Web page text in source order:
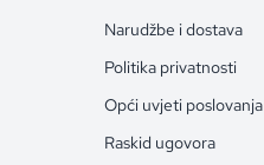
Narudžbe i dostava
Politika privatnosti
Opći uvjeti poslovanja
Raskid ugovora